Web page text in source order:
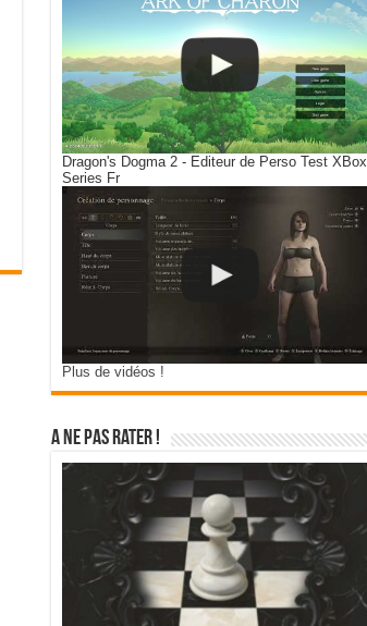
Dragon's Dogma 2 - Editeur de Perso Test XBox
Series Fr
Plus de vidéos !
A ne pas rater !